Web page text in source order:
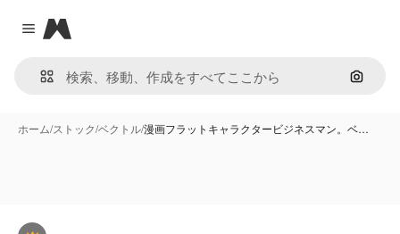
Close menu
Magnific
画像で
ホーム/ストック/ベクトル/漫画フラットキャラクタービジネスマン。ベ…